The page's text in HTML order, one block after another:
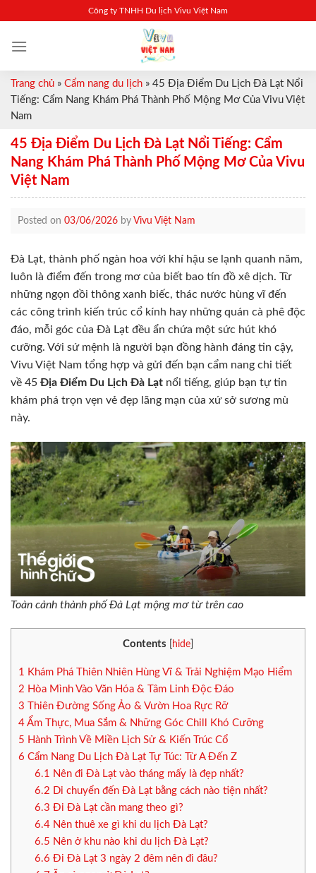
content
Công ty TNHH Du lịch Vivu Việt Nam
Trang chủ » Cẩm nang du lịch » 45 Địa Điểm Du Lịch Đà Lạt Nổi
Tiếng: Cẩm Nang Khám Phá Thành Phố Mộng Mơ Của Vivu Việt
Nam
45 Địa Điểm Du Lịch Đà Lạt Nổi Tiếng: Cẩm
Nang Khám Phá Thành Phố Mộng Mơ Của Vivu
Việt Nam
Posted on 03/06/2026 by Vivu Việt Nam
Đà Lạt, thành phố ngàn hoa với khí hậu se lạnh quanh năm,
luôn là điểm đến trong mơ của biết bao tín đồ xê dịch. Từ
những ngọn đồi thông xanh biếc, thác nước hùng vĩ đến
các công trình kiến trúc cổ kính hay những quán cà phê độc
đáo, mỗi góc của Đà Lạt đều ẩn chứa một sức hút khó
cưỡng. Với sứ mệnh là người bạn đồng hành đáng tin cậy,
Vivu Việt Nam tổng hợp và gửi đến bạn cẩm nang chi tiết
về 45 Địa Điểm Du Lịch Đà Lạt nổi tiếng, giúp bạn tự tin
khám phá trọn vẹn vẻ đẹp lãng mạn của xứ sở sương mù
này.
Toàn cảnh thành phố Đà Lạt mộng mơ từ trên cao
Contents hide
1
Khám Phá Thiên Nhiên Hùng Vĩ & Trải Nghiệm Mạo Hiểm
2 Hòa Mình Vào Văn Hóa & Tâm Linh Độc Đáo
3 Thiên Đường Sống Ảo & Vườn Hoa Rực Rỡ
4 Ẩm Thực, Mua Sắm & Những Góc Chill Khó Cưỡng
5 Hành Trình Về Miền Lịch Sử & Kiến Trúc Cổ
6 Cẩm Nang Du Lịch Đà Lạt Tự Túc: Từ A Đến Z
6.1
Nên đi Đà Lạt vào tháng mấy là đẹp nhất?
6.2 Di chuyển đến Đà Lạt bằng cách nào tiện nhất?
6.3 Đi Đà Lạt cần mang theo gì?
6.4Nên thuê xe gì khi du lịch Đà Lạt?
6.5 Nên ở khu nào khi du lịch Đà Lạt?
6.6 Đi Đà Lạt 3 ngày 2 đêm nên đi đâu?